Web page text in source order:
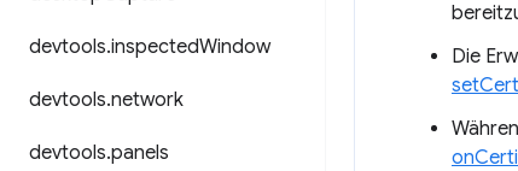
devtools.inspectedWindow
devtools.network
devtools.panels
Die